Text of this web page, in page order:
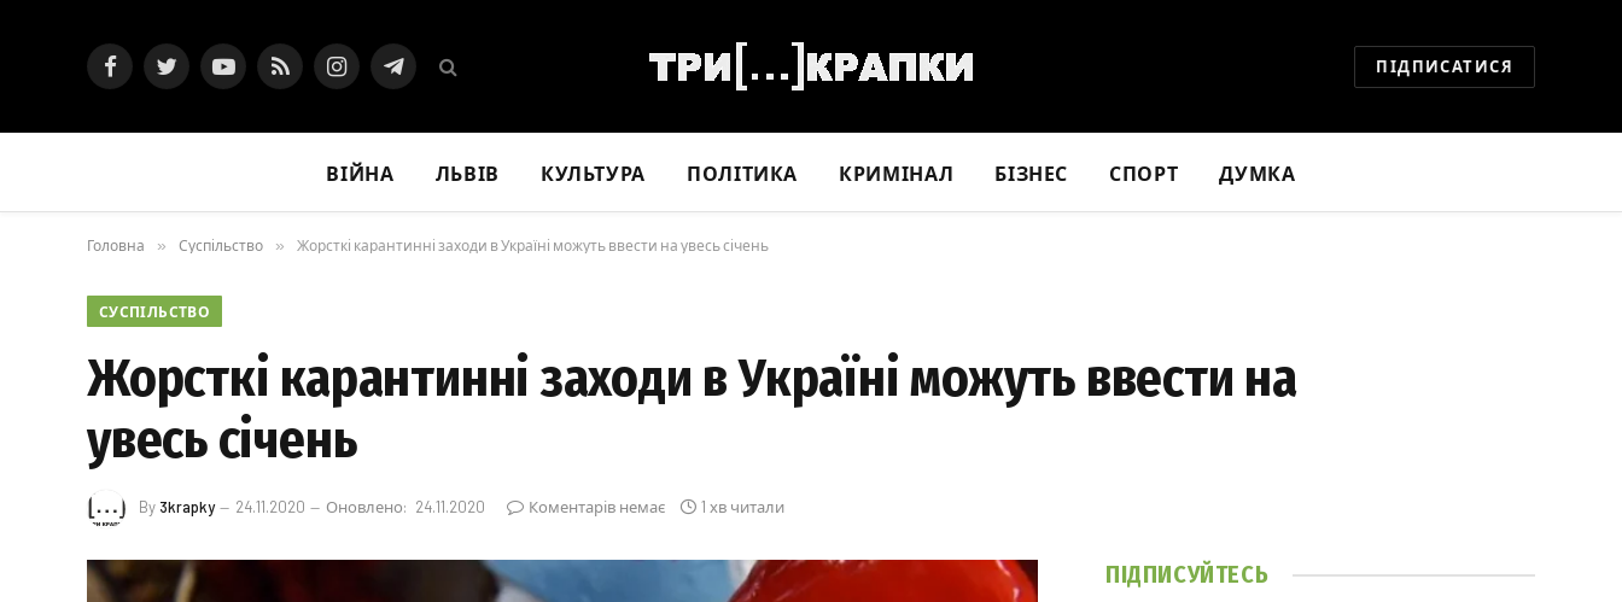
FacebookTwitterYouTubeRSS InstagramTelegram ПІДПИСАТИСЯ
ВІЙНА ЛЬВІВ КУЛЬТУРА ПОЛІТИКА КРИМІНАЛ БІЗНЕС СПОРТ ДУМКА
Головна » Суспільство » Жорсткі карантинні заходи в Україні можуть ввести на увесь січень
СУСПІЛЬСТВО
Жорсткі карантинні заходи в Україні можуть ввести на
увесь січень
By 3krapky 24.11.2020 Оновлено: 24.11.2020 Коментарів немає 1 хв читали
ПІДПИСУЙТЕСЬ